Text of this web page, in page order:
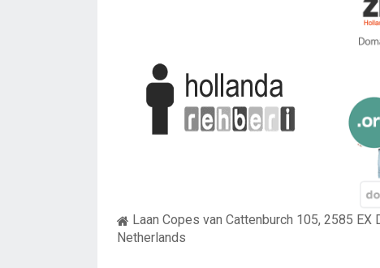
Laan Copes van Cattenburch 105, 2585 EX
Netherlands